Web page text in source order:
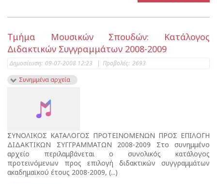
Τμήμα Μουσικών Σπουδών: Κατάλογος
Διδακτικών Συγγραμμάτων 2008-2009
Δημοσίευση: 09-07-2008 12:23 | Προβολές: 2693
Συνημμένα αρχεία
ΣΥΝΟΛΙΚΟΣ ΚΑΤΑΛΟΓΟΣ ΠΡΟΤΕΙΝΟΜΕΝΩΝ ΠΡΟΣ ΕΠΙΛΟΓΗ
ΔΙΔΑΚΤΙΚΩΝ ΣΥΓΓΡΑΜΜΑΤΩΝ 2008-2009 Στο συνημμένο
αρχείο περιλαμβάνεται ο συνολικός κατάλογος
προτεινόμενων προς επιλογή διδακτικών συγγραμμάτων
ακαδημαϊκού έτους 2008-2009, (...)